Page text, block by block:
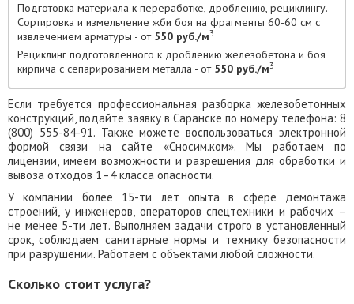
Подготовка материала к переработке, дроблению, рециклингу.
Сортировка и измельчение жби боя на фрагменты 60-60 см с
извлечением арматуры - от 550 руб./м3
Рециклинг подготовленного к дроблению железобетона и боя
кирпича с сепарированием металла - от 550 руб./м3
Если требуется профессиональная разборка железобетонных
конструкций, подайте заявку в Саранске по номеру телефона: 8
(800) 555-84-91. Также можете воспользоваться электронной
формой связи на сайте «Сносим.ком». Мы работаем по
лицензии, имеем возможности и разрешения для обработки и
вывоза отходов 1–4 класса опасности.
У компании более 15-ти лет опыта в сфере демонтажа
строений, у инженеров, операторов спецтехники и рабочих –
не менее 5-ти лет. Выполняем задачи строго в установленный
срок, соблюдаем санитарные нормы и технику безопасности
при разрушении. Работаем с объектами любой сложности.
Сколько стоит услуга?